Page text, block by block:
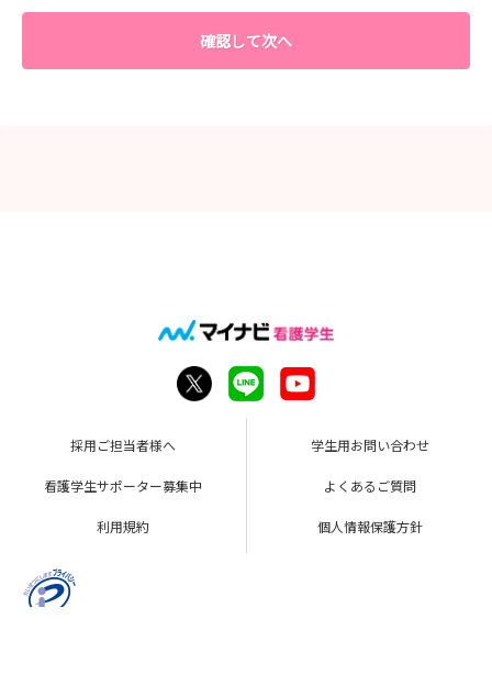
確認して次へ
採用ご担当者様へ 学生用お問い合わせ
看護学生サポーター募集中 よくあるご質問
利用規約 個人情報保護方針